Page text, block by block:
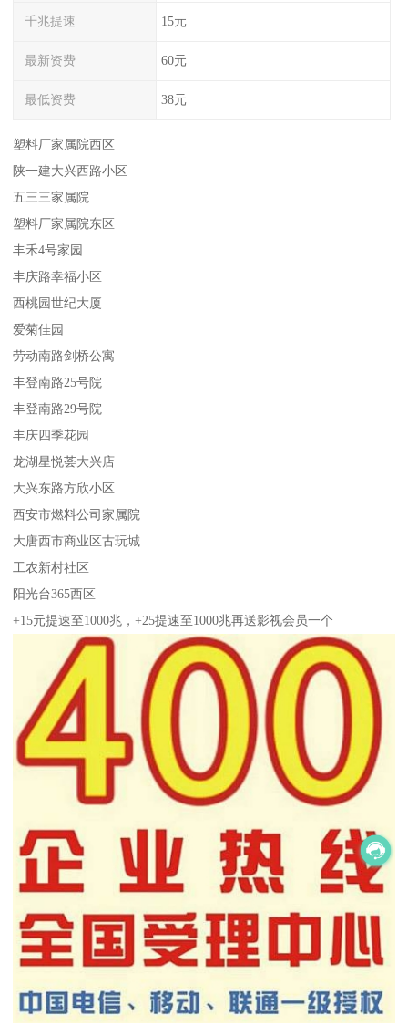
千兆提速 15元
最新资费 60元
最低资费 38元
塑料厂家属院西区
陕一建大兴西路小区
五三三家属院
塑料厂家属院东区
丰禾4号家园
丰庆路幸福小区
西桃园世纪大厦
爱菊佳园
劳动南路剑桥公寓
丰登南路25号院
丰登南路29号院
丰庆四季花园
龙湖星悦荟大兴店
大兴东路方欣小区
西安市燃料公司家属院
大唐西市商业区古玩城
工农新村社区
阳光台365西区
+15元提速至1000兆，+25提速至1000兆再送影视会员一个